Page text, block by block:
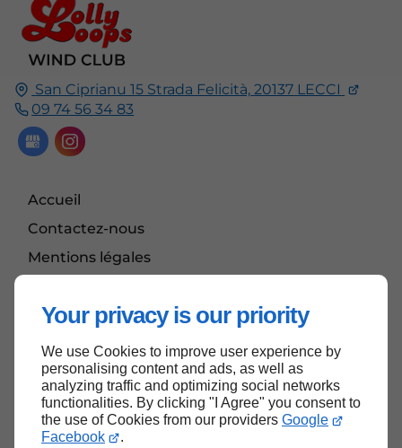
Your privacy is our priority
We use Cookies to improve user experience by
personalising content and ads, as well as
analyzing traffic and optimizing social networks
functionalities. By clicking "I Agree" you consent to
the use of Cookies from our providers Google
Facebook
.
San Ciprianu 15 Strada Felicità, 20137 LECCI
09 74 56 34 83
Accueil
Contactez-nous
Mentions légales
Haut de page